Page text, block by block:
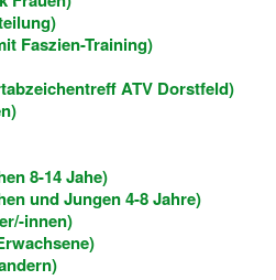
Faszien-Training)
ATV Dorstfeld)
8-14 Jahe)
und Jungen 4-8 Jahre)
innen)